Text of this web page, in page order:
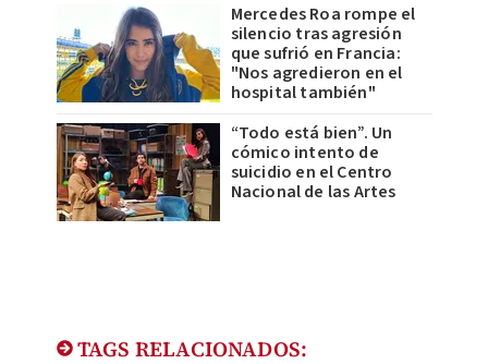
Mercedes Roa rompe el
silencio tras agresión
que sufrió en Francia:
"Nos agredieron en el
hospital también"
“Todo está bien”. Un
cómico intento de
suicidio en el Centro
Nacional de las Artes
TAGS RELACIONADOS: